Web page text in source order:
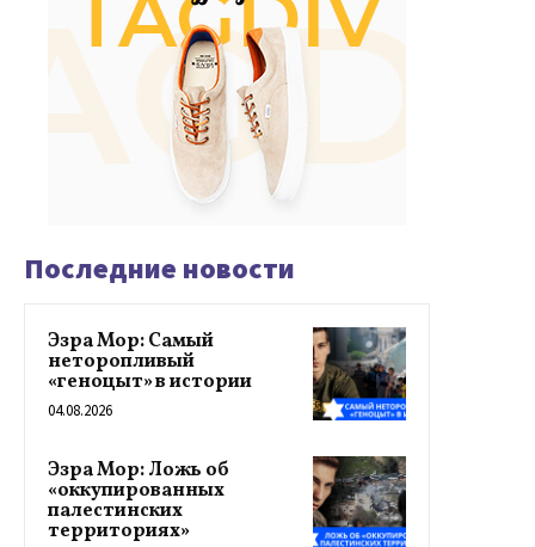
Последние новости
Эзра Мор: Самый
неторопливый
«геноцыт» в истории
04.08.2026
Эзра Мор: Ложь об
«оккупированных
палестинских
территориях»